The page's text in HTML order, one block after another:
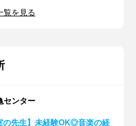
覧を見る
センター
の先生】未経験OK◎音楽の経